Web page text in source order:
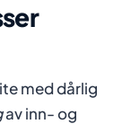
med dårlig
av inn- og